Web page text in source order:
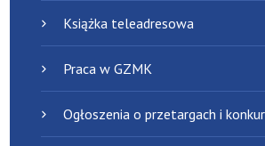
Książka teleadresowa
Praca w GZMK
Ogłoszenia o przetargach i